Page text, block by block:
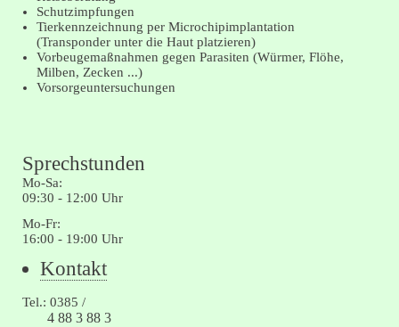
Schutzimpfungen
Tierkennzeichnung per Microchipimplantation
(Transponder unter die Haut platzieren)
Vorbeugemaßnahmen gegen Parasiten (Würmer, Flöhe,
Milben, Zecken ...)
Vorsorgeuntersuchungen
Sprechstunden
Mo-Sa:
09:30 - 12:00 Uhr
Mo-Fr:
16:00 - 19:00 Uhr
Navigation
Kontakt
Tel.: 0385 /
4 88 3 88 3